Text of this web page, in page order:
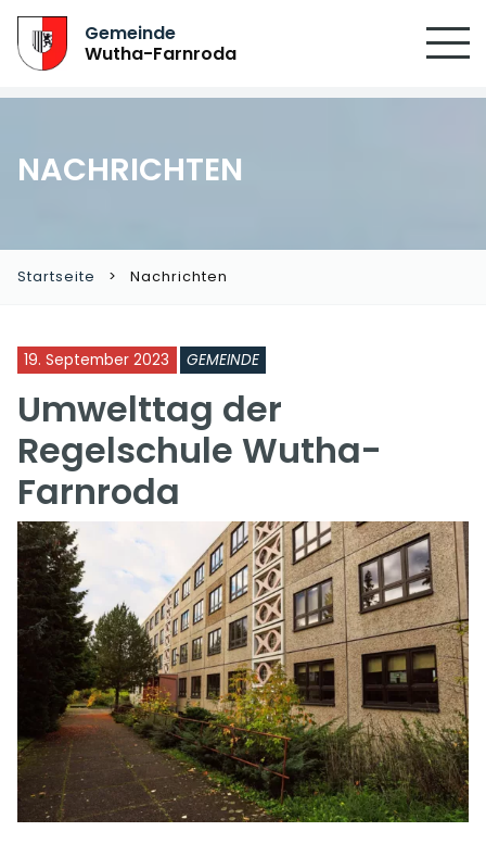
Gemeinde
Wutha-Farnroda
NACHRICHTEN
Startseite Nachrichten
19. September 2023 GEMEINDE
Umwelttag der
Regelschule Wutha-
Farnroda